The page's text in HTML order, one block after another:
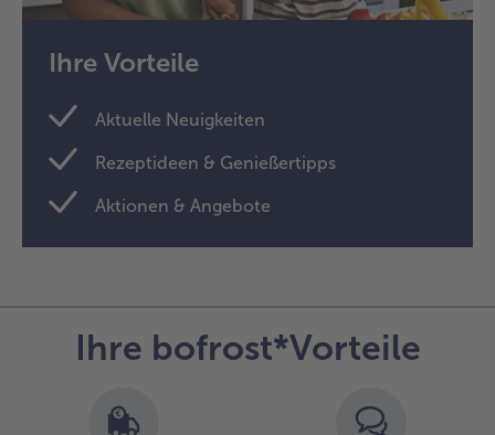
Ihre Vorteile
Aktuelle Neuigkeiten
Rezeptideen & Genießertipps
Aktionen & Angebote
Ihre bofrost*Vorteile